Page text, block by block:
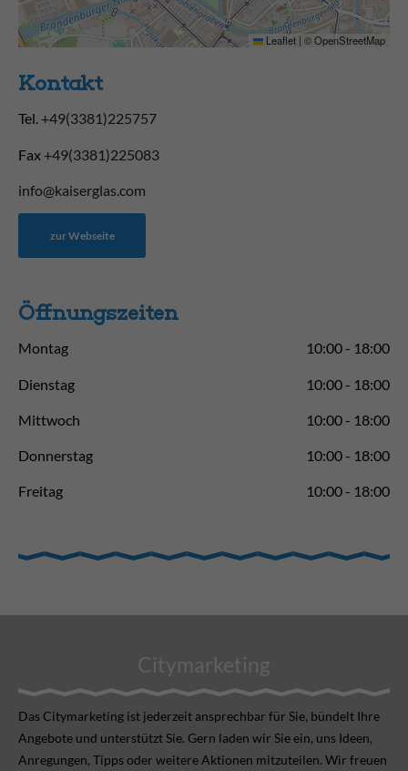
Leaflet | ©OpenStreetMap
Kontakt
Tel. +49(3381)225757
Fax +49(3381)225083
info@kaiserglas.com
zur Webseite
Öffnungs­zeiten
Montag 10:00 - 18:00
Dienstag 10:00 - 18:00
Mittwoch 10:00 - 18:00
Donnerstag 10:00 - 18:00
Freitag 10:00 - 18:00
Citymarketing
Das Citymarketing ist jederzeit ansprechbar für Sie, bündelt Ihre
Angebote und unterstützt Sie. Gern laden wir Sie ein, uns Ideen,
Anregungen, Tipps oder weitere Aktionen mitzuteilen. Wir freuen